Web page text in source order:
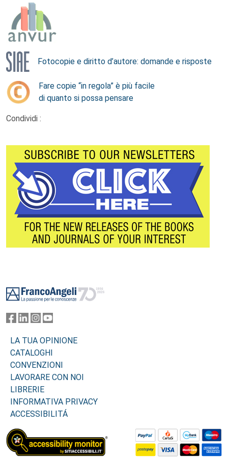
Fotocopie e diritto d’autore: domande e risposte
Fare copie “in regola” è più facile
di quanto si possa pensare
Condividi :
LA TUA OPINIONE
CATALOGHI
CONVENZIONI
LAVORARE CON NOI
LIBRERIE
INFORMATIVA PRIVACY
ACCESSIBILITÁ